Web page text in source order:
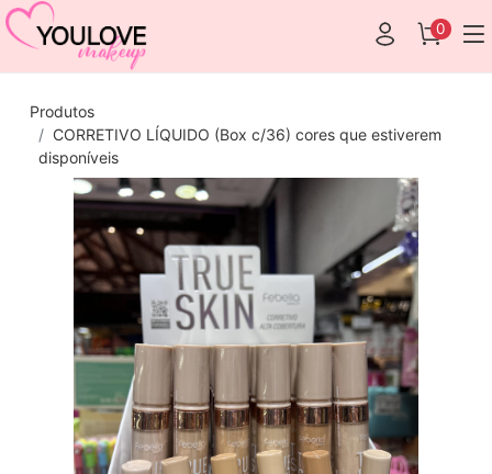
0
Produtos
CORRETIVO LÍQUIDO (Box c/36) cores que estiverem
disponíveis